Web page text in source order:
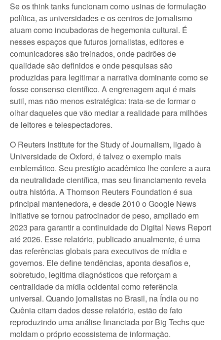
Se os think tanks funcionam como usinas de formulação
política, as universidades e os centros de jornalismo
atuam como incubadoras de hegemonia cultural. É
nesses espaços que futuros jornalistas, editores e
comunicadores são treinados, onde padrões de
qualidade são definidos e onde pesquisas são
produzidas para legitimar a narrativa dominante como se
fosse consenso científico. A engrenagem aqui é mais
sutil, mas não menos estratégica: trata-se de formar o
olhar daqueles que vão mediar a realidade para milhões
de leitores e telespectadores.
O Reuters Institute for the Study of Journalism, ligado à
Universidade de Oxford, é talvez o exemplo mais
emblemático. Seu prestígio acadêmico lhe confere a aura
da neutralidade científica, mas seu financiamento revela
outra história. A Thomson Reuters Foundation é sua
principal mantenedora, e desde 2010 o Google News
Initiative se tornou patrocinador de peso, ampliado em
2023 para garantir a continuidade do Digital News Report
até 2026. Esse relatório, publicado anualmente, é uma
das referências globais para executivos de mídia e
governos. Ele define tendências, aponta desafios e,
sobretudo, legitima diagnósticos que reforçam a
centralidade da mídia ocidental como referência
universal. Quando jornalistas no Brasil, na Índia ou no
Quênia citam dados desse relatório, estão de fato
reproduzindo uma análise financiada por Big Techs que
moldam o próprio ecossistema de informação.